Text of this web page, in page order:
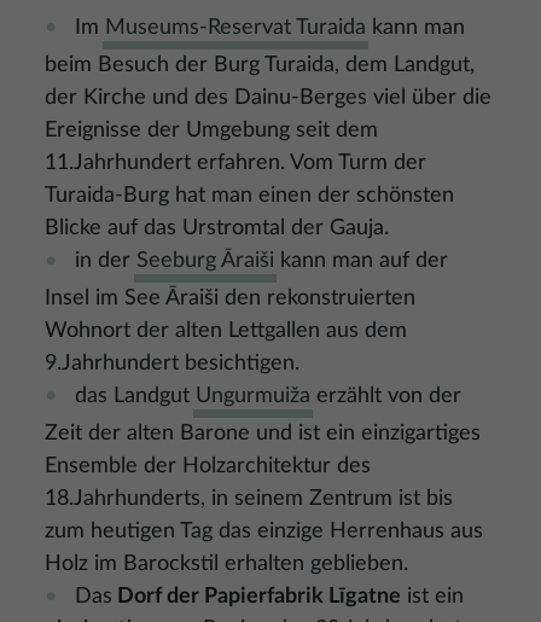
Im Museums-Reservat Turaida kann man
beim Besuch der Burg Turaida, dem Landgut,
der Kirche und des Dainu-Berges viel über die
Ereignisse der Umgebung seit dem
11.Jahrhundert erfahren. Vom Turm der
Turaida-Burg hat man einen der schönsten
Blicke auf das Urstromtal der Gauja.
in der Seeburg Āraiši kann man auf der
Insel im See Āraiši den rekonstruierten
Wohnort der alten Lettgallen aus dem
9.Jahrhundert besichtigen.
das Landgut Ungurmuiža erzählt von der
Zeit der alten Barone und ist ein einzigartiges
Ensemble der Holzarchitektur des
18.Jahrhunderts, in seinem Zentrum ist bis
zum heutigen Tag das einzige Herrenhaus aus
Holz im Barockstil erhalten geblieben.
Das Dorf der Papierfabrik Līgatne ist ein